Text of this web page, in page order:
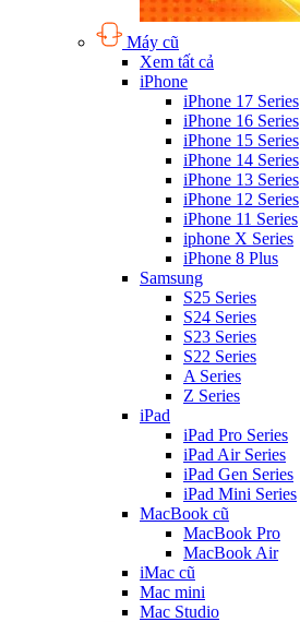
Máy cũ
Xem tất cả
iPhone
iPhone 17 Series
iPhone 16 Series
iPhone 15 Series
iPhone 14 Series
iPhone 13 Series
iPhone 12 Series
iPhone 11 Series
iphone X Series
iPhone 8 Plus
Samsung
S25 Series
S24 Series
S23 Series
S22 Series
A Series
Z Series
iPad
iPad Pro Series
iPad Air Series
iPad Gen Series
iPad Mini Series
MacBook cũ
MacBook Pro
MacBook Air
iMac cũ
Mac mini
Mac Studio